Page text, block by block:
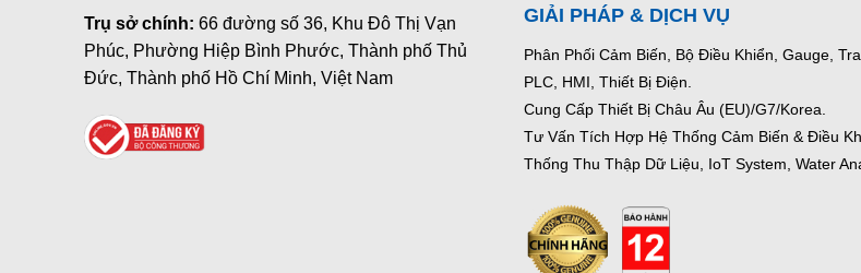
Trụ sở chính: 66 đường số 36, Khu Đô Thị Vạn
Phúc, Phường Hiệp Bình Phước, Thành phố Thủ
Đức, Thành phố Hồ Chí Minh, Việt Nam
GIẢI PHÁP & DỊCH VỤ
Phân Phối Cảm Biến, Bộ Điều Khiển, Gauge,
PLC, HMI, Thiết Bị Điện.
Cung Cấp Thiết Bị Châu Âu (EU)/G7/Korea.
Tư Vấn Tích Hợp Hệ Thống Cảm Biến & Điều
Thống Thu Thập Dữ Liệu, IoT System, Water